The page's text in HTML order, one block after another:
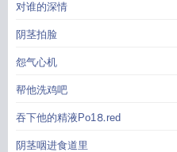
对谁的深情
阴茎拍脸
怨气心机
帮他洗鸡吧
吞下他的精液Рo1⒏red
阴茎咽进食道里